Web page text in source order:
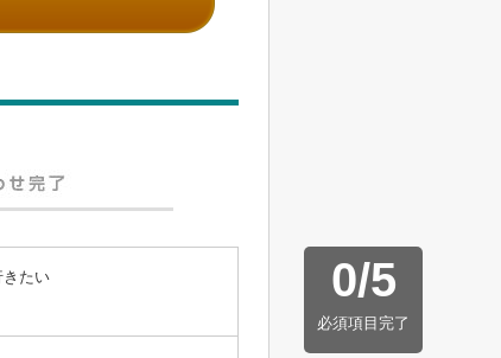
0/5
必須項目完了
きたい